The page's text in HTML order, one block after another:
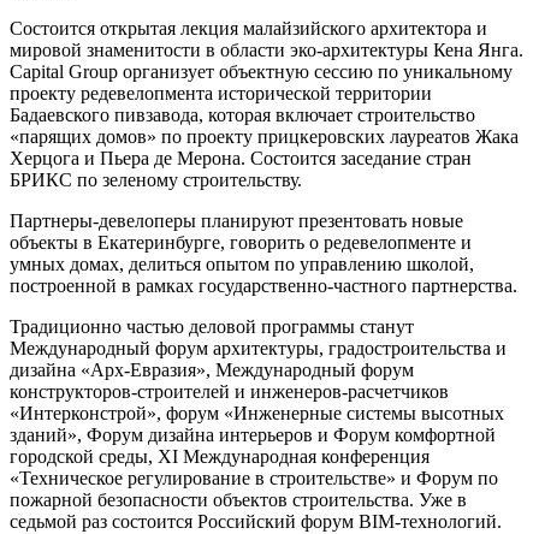
Состоится открытая лекция малайзийского архитектора и
мировой знаменитости в области эко-архитектуры Кена Янга.
Capital Group организует объектную сессию по уникальному
проекту редевелопмента исторической территории
Бадаевского пивзавода, которая включает строительство
«парящих домов» по проекту прицкеровских лауреатов Жака
Херцога и Пьера де Мерона. Состоится заседание стран
БРИКС по зеленому строительству.
Партнеры-девелоперы планируют презентовать новые
объекты в Екатеринбурге, говорить о редевелопменте и
умных домах, делиться опытом по управлению школой,
построенной в рамках государственно-частного партнерства.
Традиционно частью деловой программы станут
Международный форум архитектуры, градостроительства и
дизайна «Арх-Евразия», Международный форум
конструкторов-строителей и инженеров-расчетчиков
«Интерконстрой», форум «Инженерные системы высотных
зданий», Форум дизайна интерьеров и Форум комфортной
городской среды, XI Международная конференция
«Техническое регулирование в строительстве» и Форум по
пожарной безопасности объектов строительства. Уже в
седьмой раз состоится Российский форум BIM-технологий.